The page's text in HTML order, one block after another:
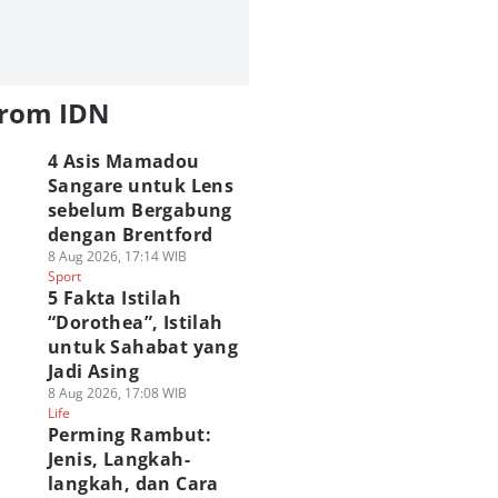
IDN
4 Asis Mamadou
Sangare untuk Lens
sebelum Bergabung
dengan Brentford
8 Aug 2026, 17:14 WIB
Sport
5 Fakta Istilah
“Dorothea”, Istilah
untuk Sahabat yang
Jadi Asing
8 Aug 2026, 17:08 WIB
Life
Perming Rambut:
Jenis, Langkah-
langkah, dan Cara